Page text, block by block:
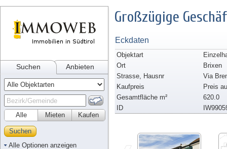
Suchen Anbieten
Alle Kaufen
Mieten
Suchen
Alle Optionen anzeigen
Großzügige
Eckdaten
Objektart
Ort
Brixen
Strasse, Hausnr
Via
Kaufpreis
Preis
Gesamtfläche m²
620.0
ID